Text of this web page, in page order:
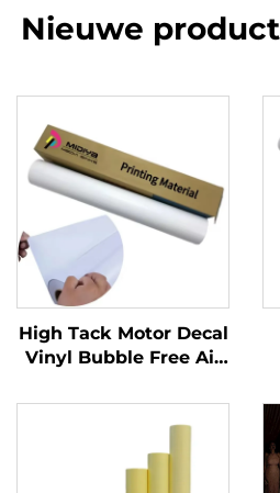
Nieuwe
High Tack Motor Decal
Vinyl Bubble Free Air
Zelfklevende Vinylrol
voor Motor Auto Dirt
Bike Decal